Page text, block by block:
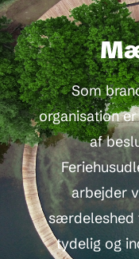
Som
organisation
af
arbejder
særdeleshed
tydelig og